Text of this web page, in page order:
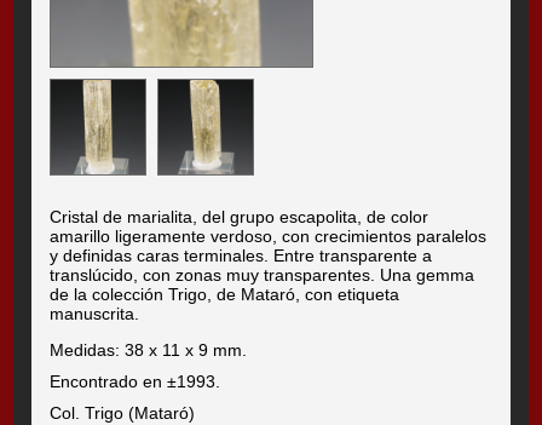
Cristal de marialita, del grupo escapolita, de color
amarillo ligeramente verdoso, con crecimientos paralelos
y definidas caras terminales. Entre transparente a
translúcido, con zonas muy transparentes. Una gemma
de la colección Trigo, de Mataró, con etiqueta
manuscrita.
Medidas: 38 x 11 x 9 mm.
Encontrado en ±1993.
Col. Trigo (Mataró)